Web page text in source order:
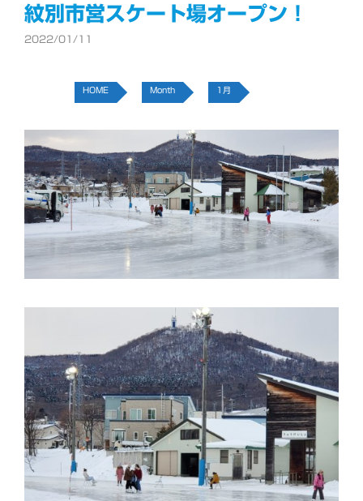
ー
紋別市営スケート場オープン！
2022/01/11
HOME Month 1月